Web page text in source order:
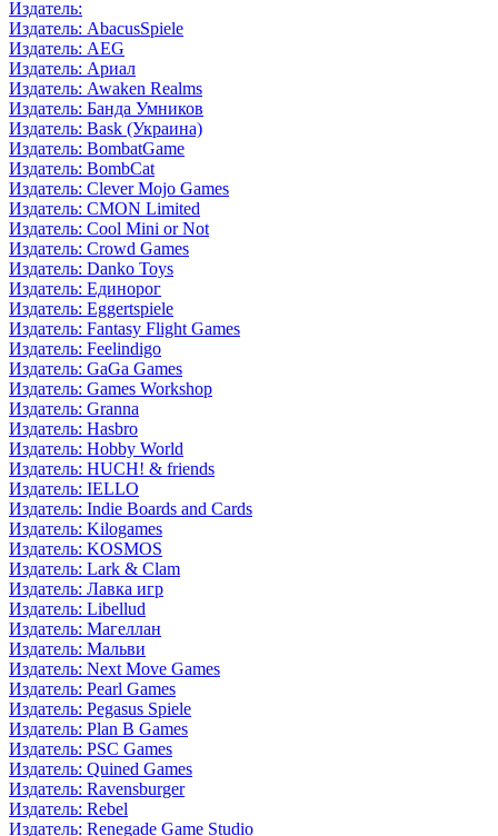
Издатель:
Издатель: AbacusSpiele
Издатель: AEG
Издатель: Ариал
Издатель: Awaken Realms
Издатель: Банда Умников
Издатель: Bask (Украина)
Издатель: BombatGame
Издатель: BombCat
Издатель: Clever Mojo Games
Издатель: CMON Limited
Издатель: Cool Mini or Not
Издатель: Crowd Games
Издатель: Danko Toys
Издатель: Единорог
Издатель: Eggertspiele
Издатель: Fantasy Flight Games
Издатель: Feelindigo
Издатель: GaGa Games
Издатель: Games Workshop
Издатель: Granna
Издатель: Hasbro
Издатель: Hobby World
Издатель: HUCH! & friends
Издатель: IELLO
Издатель: Indie Boards and Cards
Издатель: Kilogames
Издатель: KOSMOS
Издатель: Lark & Clam
Издатель: Лавка игр
Издатель: Libellud
Издатель: Магеллан
Издатель: Мальви
Издатель: Next Move Games
Издатель: Pearl Games
Издатель: Pegasus Spiele
Издатель: Plan B Games
Издатель: PSC Games
Издатель: Quined Games
Издатель: Ravensburger
Издатель: Rebel
Издатель: Renegade Game Studio